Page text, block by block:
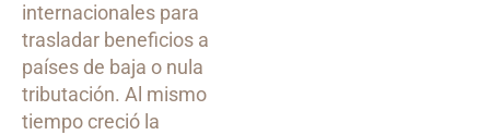
internacionales para
trasladar beneficios a
países de baja o nula
tributación. Al mismo
tiempo creció la